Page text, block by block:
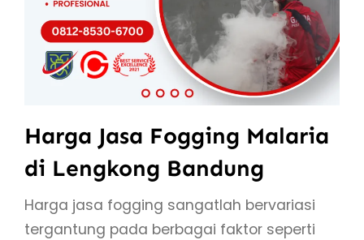
Harga Jasa Fogging Malaria
di Lengkong Bandung
Harga jasa fogging sangatlah bervariasi
tergantung pada berbagai faktor seperti